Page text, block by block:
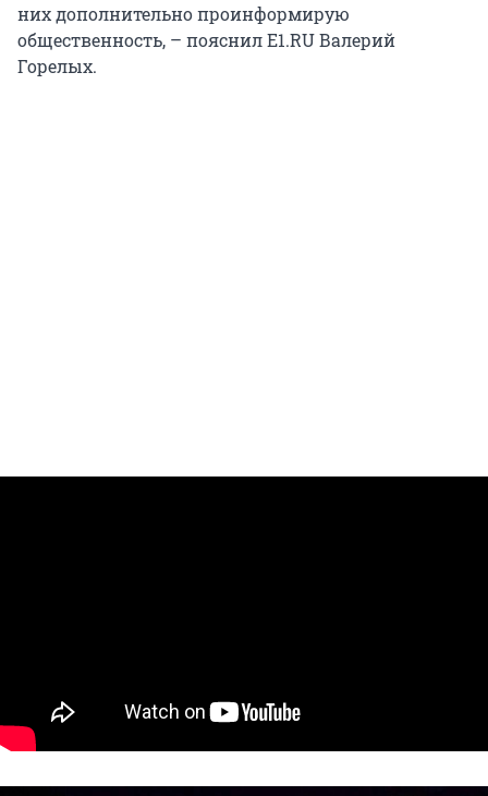
них дополнительно проинформирую
общественность, – пояснил Е1.RU Валерий
Горелых.